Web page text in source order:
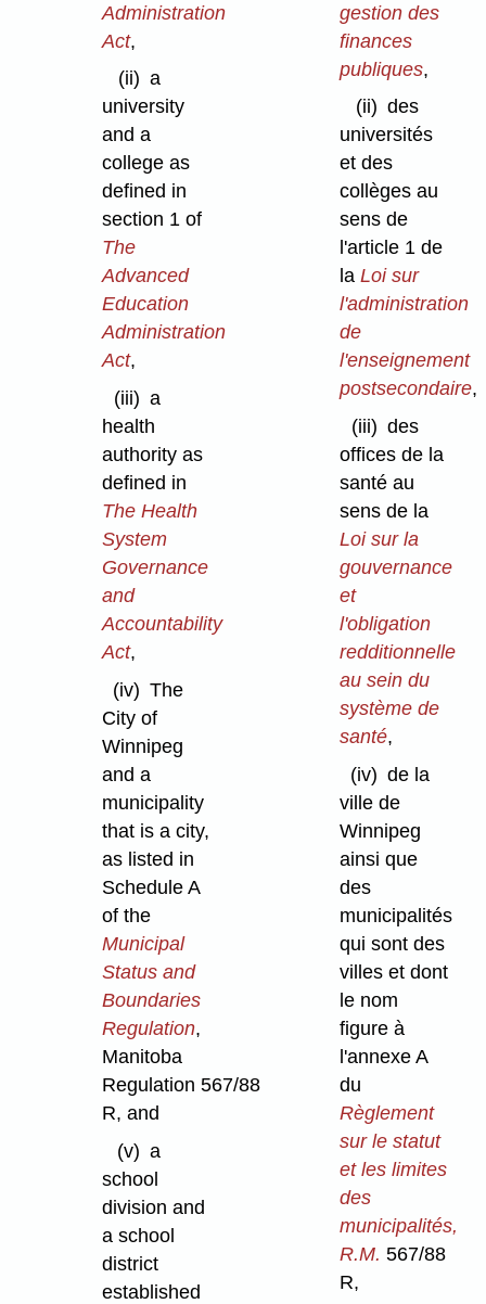
Administration
Act,
(ii) a
university
and a
college as
defined in
section 1 of
The
Advanced
Education
Administration
Act,
(iii) a
health
authority as
defined in
The Health
System
Governance
and
Accountability
Act,
(iv) The
City of
Winnipeg
and a
municipality
that is a city,
as listed in
Schedule A
of the
Municipal
Status and
Boundaries
Regulation,
Manitoba
Regulation 567/88
R, and
(v) a
school
division and
a school
district
established
gestion des
finances
publiques,
(ii) des
universités
et des
collèges au
sens de
l'article 1 de
la Loi sur
l'administration
de
l'enseignement
postsecondaire,
(iii) des
offices de la
santé au
sens de la
Loi sur la
gouvernance
et
l'obligation
redditionnelle
au sein du
système de
santé,
(iv) de la
ville de
Winnipeg
ainsi que
des
municipalités
qui sont des
villes et dont
le nom
figure à
l'annexe A
du
Règlement
sur le statut
et les limites
des
municipalités,
R.M. 567/88
R,